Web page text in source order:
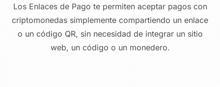
Los Enlaces de Pago te permiten aceptar pagos con
criptomonedas simplemente compartiendo un enlace
o un código QR, sin necesidad de integrar un sitio
web, un código o un monedero.